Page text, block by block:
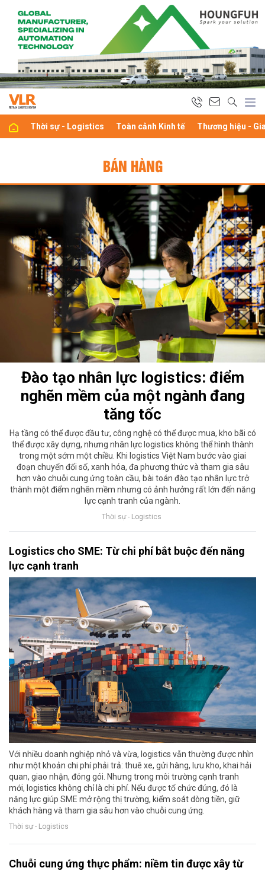
Thời sự - Logistics Toàn cảnh Kinh tế Thương hiệu -
BÁN HÀNG
Đào tạo nhân lực logistics: điểm
nghẽn mềm của một ngành đang
tăng tốc
Hạ tầng có thể được đầu tư, công nghệ có thể được mua, kho bãi có
thể được xây dựng, nhưng nhân lực logistics không thể hình thành
trong một sớm một chiều. Khi logistics Việt Nam bước vào giai
đoạn chuyển đổi số, xanh hóa, đa phương thức và tham gia sâu
hơn vào chuỗi cung ứng toàn cầu, bài toán đào tạo nhân lực trở
thành một điểm nghẽn mềm nhưng có ảnh hưởng rất lớn đến năng
lực cạnh tranh của ngành.
Thời sự - Logistics
Logistics cho SME: Từ chi phí bắt buộc đến năng
lực cạnh tranh
Với nhiều doanh nghiệp nhỏ và vừa, logistics vẫn thường được nhìn
như một khoản chi phí phải trả: thuê xe, gửi hàng, lưu kho, khai hải
quan, giao nhận, đóng gói. Nhưng trong môi trường cạnh tranh
mới, logistics không chỉ là chi phí. Nếu được tổ chức đúng, đó là
năng lực giúp SME mở rộng thị trường, kiểm soát dòng tiền, giữ
khách hàng và tham gia sâu hơn vào chuỗi cung ứng.
Thời sự - Logistics
Chuỗi cung ứng thực phẩm: niềm tin được xây từ